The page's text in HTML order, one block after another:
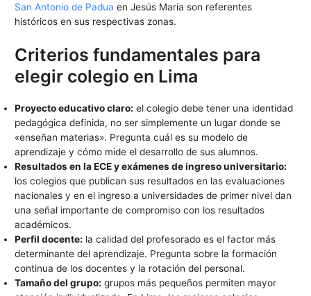
San Antonio de Padua en Jesús María son referentes
históricos en sus respectivas zonas.
Criterios fundamentales para
elegir colegio en Lima
Proyecto educativo claro: el colegio debe tener una identidad
pedagógica definida, no ser simplemente un lugar donde se
«enseñan materias». Pregunta cuál es su modelo de
aprendizaje y cómo mide el desarrollo de sus alumnos.
Resultados en la ECE y exámenes de ingreso universitario:
los colegios que publican sus resultados en las evaluaciones
nacionales y en el ingreso a universidades de primer nivel dan
una señal importante de compromiso con los resultados
académicos.
Perfil docente: la calidad del profesorado es el factor más
determinante del aprendizaje. Pregunta sobre la formación
continua de los docentes y la rotación del personal.
Tamaño del grupo: grupos más pequeños permiten mayor